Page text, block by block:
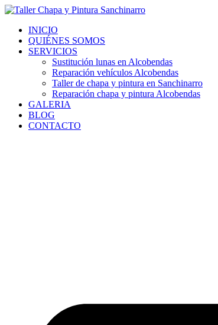
Ir
contenidoINICIO
QUIÉNES SOMOS
SERVICIOS
Sustitución lunas en Alcobendas
Reparación vehículos Alcobendas
Taller de chapa y pintura en Sanchinarro
Reparación chapa y pintura Alcobendas
GALERIA
BLOG
CONTACTO